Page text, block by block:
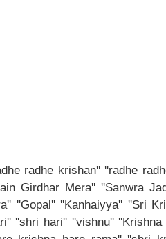
radhe krishan'' ''radhe
Girdhar Mera'' ''Sanwra
''Gopal'' ''Kanhaiyya'' ''Sri
''shri hari'' ''vishnu'' ''Krishna